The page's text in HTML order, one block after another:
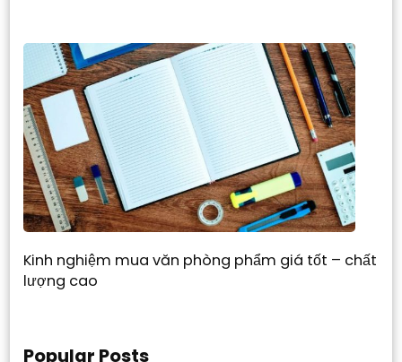
Kinh nghiệm mua văn phòng phẩm giá tốt – chất
lượng cao
Popular Posts